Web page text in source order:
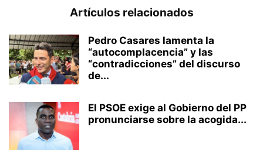
Artículos relacionados
Pedro Casares lamenta la
“autocomplacencia” y las
“contradicciones” del discurso
de...
El PSOE exige al Gobierno del PP
pronunciarse sobre la acogida...